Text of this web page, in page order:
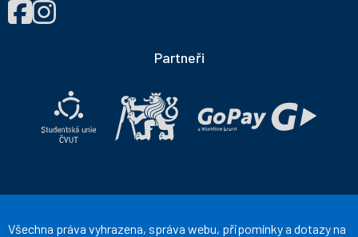
NAJDETE
NÁS
Správa
Facebooku
Správa
Instagramu
Partneři
Všechna práva vyhrazena, správa webu, připomínky a dotazy na